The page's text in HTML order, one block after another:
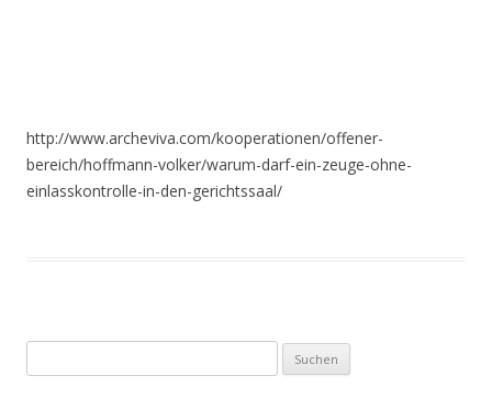
http://www.archeviva.com/kooperationen/offener-
bereich/hoffmann-volker/warum-darf-ein-zeuge-ohne-
einlasskontrolle-in-den-gerichtssaal/
nach: